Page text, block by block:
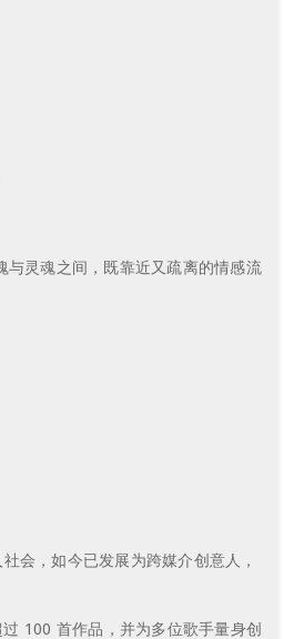
灵魂之间，既靠近又疏离的情感流
会，如今已发展为跨媒介创意人，
100 首作品，并为多位歌手量身创